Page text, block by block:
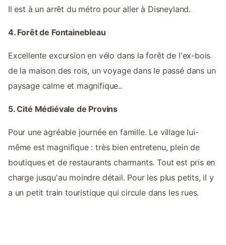
Il est à un arrêt du métro pour aller à Disneyland.
4. Forêt de Fontainebleau
Excellente excursion en vélo dans la forêt de l'ex-bois
de la maison des rois, un voyage dans le passé dans un
paysage calme et magnifique..
5. Cité Médiévale de Provins
Pour une agréable journée en famille. Le village lui-
même est magnifique : très bien entretenu, plein de
boutiques et de restaurants charmants. Tout est pris en
charge jusqu'au moindre détail. Pour les plus petits, il y
a un petit train touristique qui circule dans les rues.